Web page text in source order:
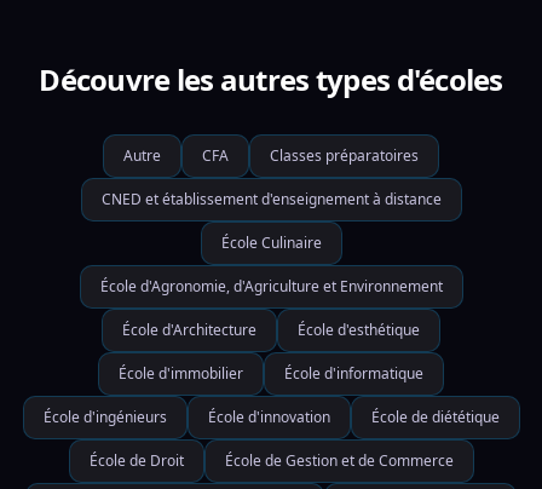
Découvre les autres types d'écoles
Autre CFA Classes préparatoires
CNED et établissement d'enseignement à distance
École Culinaire
École d'Agronomie, d'Agriculture et Environnement
École d'Architecture École d'esthétique
École d'immobilier École d'informatique
École d'ingénieurs École d'innovation École de diététique
École de Droit École de Gestion et de Commerce